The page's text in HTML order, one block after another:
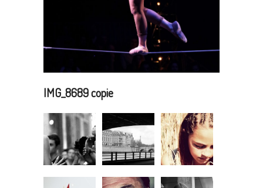
IMG_8689 copie